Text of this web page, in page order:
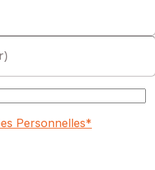
Personnelles*